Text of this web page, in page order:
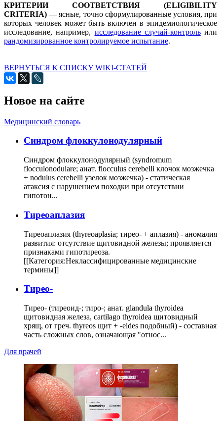
КРИТЕРИИ СООТВЕТСТВИЯ (ELIGIBILITY
CRITERIA) — ясные, точно сформулированные условия, при
которых человек может быть включен в эпидемиологическое
исследование, например, исследование случай-контрольили
рандомизированное контролируемое испытание.
ВЕРНУТЬСЯ К СПИСКУ WIKI-СТАТЕЙ
Новое на сайте
Медицинский словарь
Cиндром флоккулонодулярный
Синдром флоккулонодулярный (syndromum
flocculonodulare; анат. flocculus cerebelli клочок мозжечка
+ nodulus cerebelli узелок мозжечка) - статическая
атаксия с нарушением походки при отсутствии
гипотон...
Тиреоаплазия
Тиреоаплазия (thyreoaplasia; тирео- + аплазия) - аномалия
развития: отсутствие щитовидной железы; проявляется
признаками гипотиреоза.
[[Категория:Неклассифицированные медицинские
термины]]
Тирео-
Тирео- (тиреоид-; тиро-; анат. glandula thyroidea
щитовидная железа, cartilago thyroidea щитовидный
хрящ, от греч. thyreos щит + -eides подобный) - составная
часть сложных слов, означающая "относ...
Для врачей